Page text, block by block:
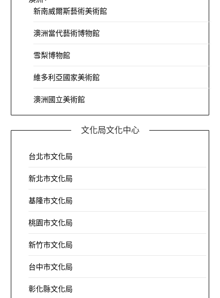
新南威爾斯藝術美術館
澳洲當代藝術博物館
雪梨博物館
維多利亞國家美術館
澳洲國立美術館
文化局文化中心
台北市文化局
新北市文化局
基隆市文化局
桃園市文化局
新竹市文化局
台中市文化局
彰化縣文化局